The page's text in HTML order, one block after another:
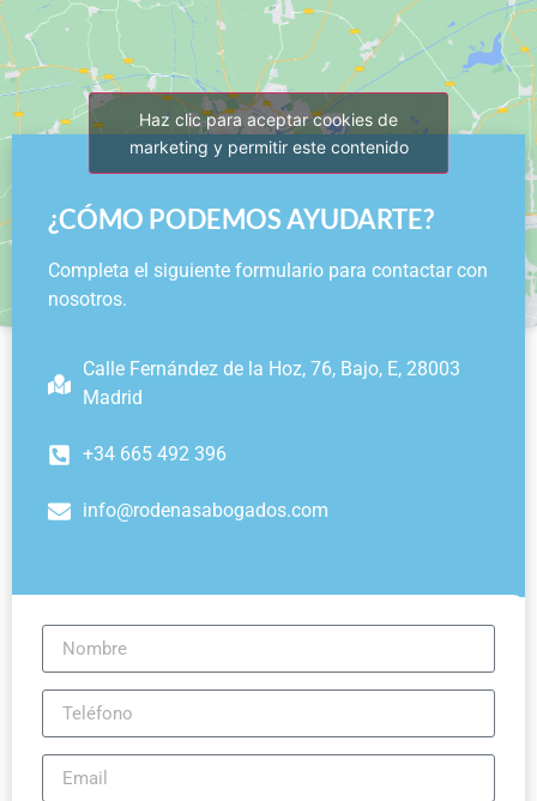
Haz clic para aceptar cookies de
marketing y permitir este contenido
¿CÓMO PODEMOS AYUDARTE?
Completa el siguiente formulario para contactar con
nosotros.
Calle Fernández de la Hoz, 76, Bajo, E, 28003
Madrid
+34 665 492 396
info@rodenasabogados.com